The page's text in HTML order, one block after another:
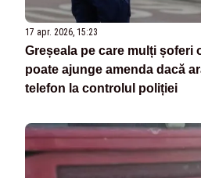
17 apr. 2026, 15:23
Greșeala pe care mulți șoferi
poate ajunge amenda dacă
telefon la controlul poliției